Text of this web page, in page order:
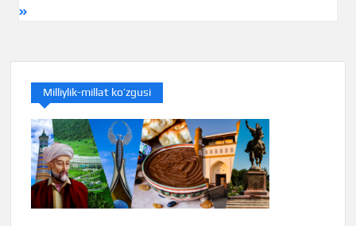
Milliylik-millat ko’zgusi